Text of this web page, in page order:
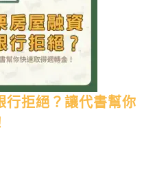
行拒絕？讓代書幫你